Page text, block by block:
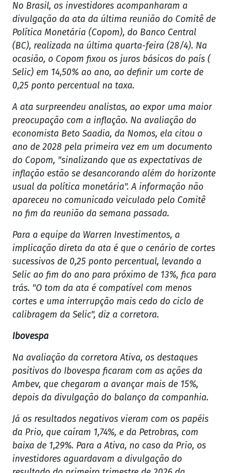
No Brasil, os investidores acompanharam a
divulgação da ata da última reunião do Comitê de
Política Monetária (Copom), do Banco Central
(BC), realizada na última quarta-feira (28/4). Na
ocasião, o Copom fixou os juros básicos do país (
Selic) em 14,50% ao ano, ao definir um corte de
0,25 ponto percentual na taxa.
A ata surpreendeu analistas, ao expor uma maior
preocupação com a inflação. Na avaliação do
economista Beto Saadia, da Nomos, ela citou o
ano de 2028 pela primeira vez em um documento
do Copom, "sinalizando que as expectativas de
inflação estão se desancorando além do horizonte
usual da política monetária". A informação não
apareceu no comunicado veiculado pelo Comitê
no fim da reunião da semana passada.
Para a equipe da Warren Investimentos, a
implicação direta da ata é que o cenário de cortes
sucessivos de 0,25 ponto percentual, levando a
Selic ao fim do ano para próximo de 13%, fica para
trás. "O tom da ata é compatível com menos
cortes e uma interrupção mais cedo do ciclo de
calibragem da Selic", diz a corretora.
Ibovespa
Na avaliação da corretora Ativa, os destaques
positivos do Ibovespa ficaram com as ações da
Ambev, que chegaram a avançar mais de 15%,
depois da divulgação do balanço da companhia.
Já os resultados negativos vieram com os papéis
da Prio, que caíram 1,74%, e da Petrobras, com
baixa de 1,29%. Para a Ativa, no caso da Prio, os
investidores aguardavam a divulgação do